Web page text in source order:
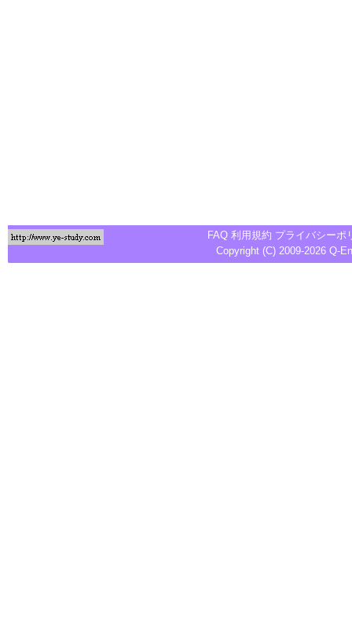
FAQ 利用規約 プライバシーポ
Copyright (C) 2009-2026 Q-